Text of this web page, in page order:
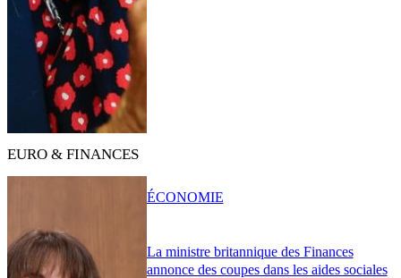
EURO & FINANCES
La ministre britannique des Finances
annonce des coupes dans les aides sociales
ÉCONOMIE